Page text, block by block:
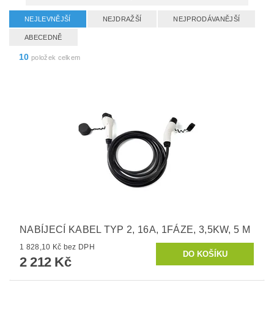
NEJLEVNĚJŠÍ NEJDRAŽŠÍ NEJPRODÁVANĚJŠÍ
ABECEDNĚ
10 položek celkem
NABÍJECÍ KABEL TYP 2, 16A, 1FÁZE, 3,5KW, 5 M
1 828,10 Kč bez DPH
2 212 Kč